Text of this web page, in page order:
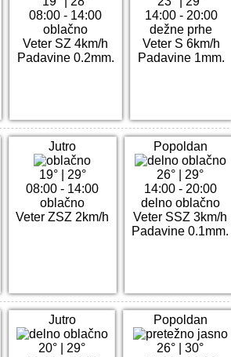
08:00 - 14:00
oblačno
Veter SZ 4km/h
Padavine 0.2mm.
14:00 - 20:00
dežne prhe
Veter S 6km/h
Padavine 1mm.
Jutro
19°| 29°
08:00 - 14:00
oblačno
Veter ZSZ 2km/h
Popoldan
26°
29°
14:00 - 20:00
delno oblačno
Veter SSZ 3km/h
Padavine 0.1mm.
Jutro
20°
29°
Popoldan
26° |30°